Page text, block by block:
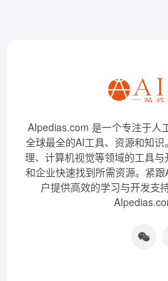
AIpedias.com 是一个专注于人
全球最全的AI工具、资源和知
理、计算机视觉等领域的工具
和企业快速找到所需资源。紧
户提供高效的学习与开发支